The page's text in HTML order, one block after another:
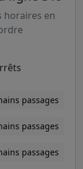
horaires en
passages
passages
passages